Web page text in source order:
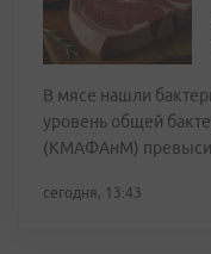
В мясе нашли
уровень общей
(КМАФАнМ)
сегодня, 13:43